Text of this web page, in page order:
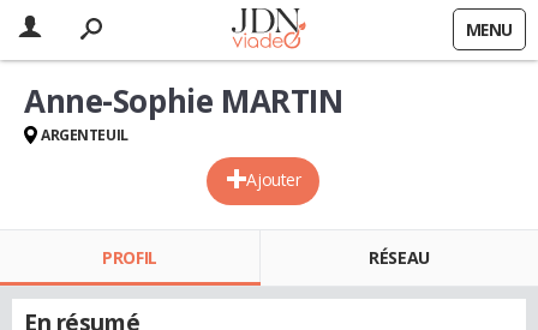
MENU
Ajouter
Anne-Sophie MARTIN
ARGENTEUIL
PROFIL RÉSEAU
En résumé